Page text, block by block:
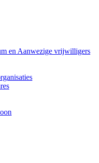
en Aanwezige vrijwilligers